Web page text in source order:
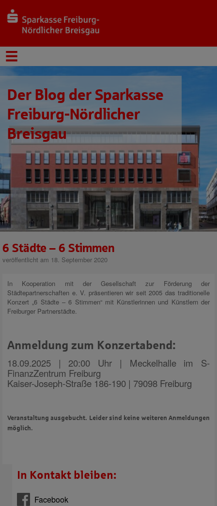
Der Blog der Sparkasse
Freiburg-Nördlicher
Breisgau
6 Städte – 6 Stimmen
veröffentlicht am 18. September 2020
In Kooperation mit der Gesellschaft zur Förderung der
Städtepartnerschaften e. V. präsentieren wir seit 2005 das traditionelle
Konzert „6 Städte – 6 Stimmen“ mit Künstlerinnen und Künstlern der
Freiburger Partnerstädte.
Anmeldung zum Konzertabend:
18.09.2025 | 20:00 Uhr | Meckelhalle im S-
FinanzZentrum Freiburg
Kaiser-Joseph-Straße 186-190 | 79098 Freiburg
Veranstaltung ausgebucht. Leider sind keine weiteren Anmeldungen
möglich.
In Kontakt bleiben:
Facebook